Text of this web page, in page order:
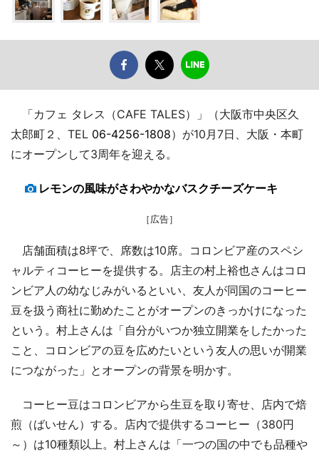
「カフェ タレス（CAFE TALES）」（大阪市中央区久
太郎町２、TEL 06-4256-1808）が10月7日、大阪・本町
にオープンして3周年を迎える。
レモンの風味がさわやかなバスクチーズケーキ
［広告］
店舗面積は8坪で、席数は10席。コロンビア産のスペシ
ャルティコーヒーを提供する。店主の村上裕也さんはコロ
ンビア人の幼なじみがいるといい、友人が同国のコーヒー
豆を扱う商社に勤めたことがオープンのきっかけになった
という。村上さんは「自分がいつか独立開業をしたかった
こと、コロンビアの豆を広めたいという友人の思いが開業
につながった」とオープンの背景を明かす。
コーヒー豆はコロンビアから生豆を取り寄せ、店内で焙
煎（ばいせん）する。店内で提供するコーヒー（380円
～）は10種類以上。村上さんは「一つの国の中でも品種や